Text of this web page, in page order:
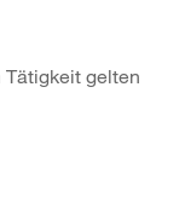
gelten